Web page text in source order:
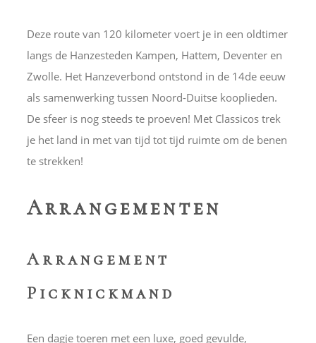
Deze route van 120 kilometer voert je in een oldtimer
langs de Hanzesteden Kampen, Hattem, Deventer en
Zwolle. Het Hanzeverbond ontstond in de 14de eeuw
als samenwerking tussen Noord-Duitse kooplieden.
De sfeer is nog steeds te proeven! Met Classicos trek
je het land in met van tijd tot tijd ruimte om de benen
te strekken!
Arrangementen
Arrangement
Picknickmand
Een dagje toeren met een luxe, goed gevulde,